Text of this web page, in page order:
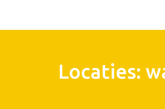
Locaties: